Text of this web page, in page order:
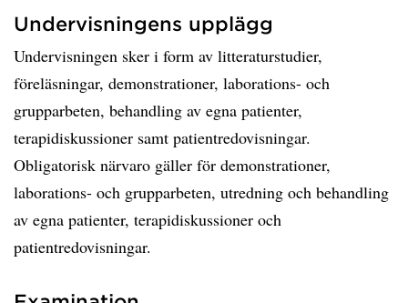
Undervisningens upplägg
Undervisningen sker i form av litteraturstudier,
föreläsningar, demonstrationer, laborations- och
grupparbeten, behandling av egna patienter,
terapidiskussioner samt patientredovisningar.
Obligatorisk närvaro gäller för demonstrationer,
laborations- och grupparbeten, utredning och behandling
av egna patienter, terapidiskussioner och
patientredovisningar.